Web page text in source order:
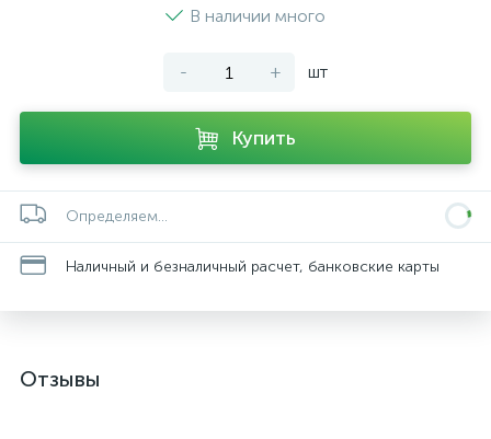
В наличии много
- + шт
Купить
Определяем...
Наличный и безналичный расчет, банковские карты
Отзывы